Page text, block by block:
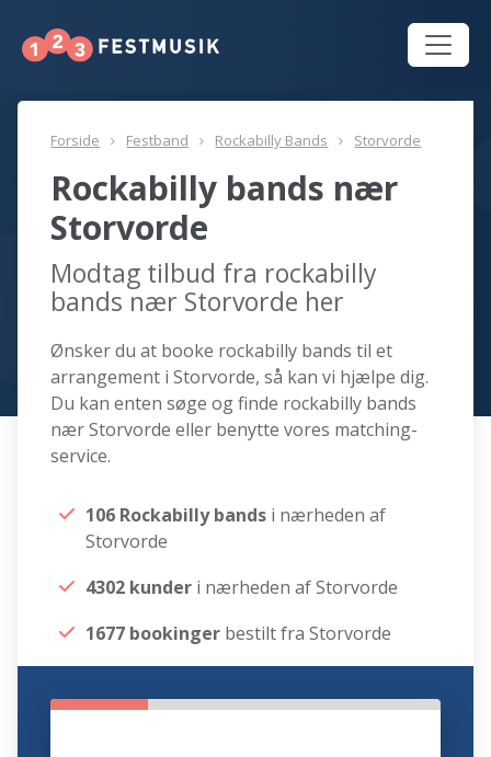
Forside Festband Rockabilly Bands Storvorde
Rockabilly bands nær
Storvorde
Modtag tilbud fra rockabilly
bands nær Storvorde her
Ønsker du at booke rockabilly bands til et
arrangement i Storvorde, så kan vi hjælpe dig.
Du kan enten søge og finde rockabilly bands
nær Storvorde eller benytte vores matching-
service.
106 Rockabilly bands i nærheden af
Storvorde
4302 kunder i nærheden af Storvorde
1677 bookinger bestilt fra Storvorde